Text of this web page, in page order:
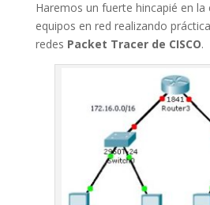
Haremos un fuerte hincapié en la
equipos en red realizando
redes Packet Tracer de CISCO.